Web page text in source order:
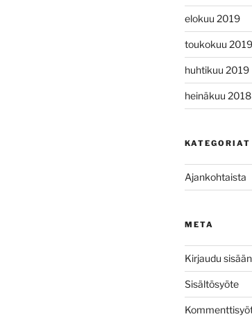
elokuu 2019
toukokuu 2019
huhtikuu 2019
heinäkuu 2018
KATEGORIAT
Ajankohtaista
META
Kirjaudu sisään
Sisältösyöte